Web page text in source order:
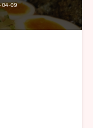
04-09